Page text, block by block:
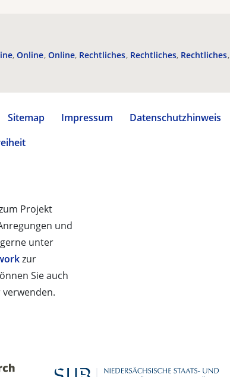
Online Online Rechtliches Rechtliches Rechtliches
Sitemap Impressum
Datenschutzhinweis
Projekt
und
unter
zur
Sie auch